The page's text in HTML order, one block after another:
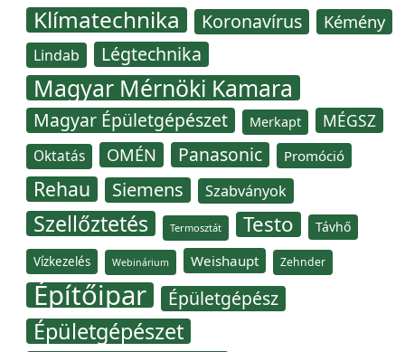
Klímatechnika Koronavírus Kémény
Lindab Légtechnika
Magyar Mérnöki Kamara
Magyar Épületgépészet Merkapt MÉGSZ
Oktatás OMÉN Panasonic Promóció
Rehau Siemens Szabványok
Szellőztetés Termosztát Testo Távhő
Vízkezelés Webinárium Weishaupt Zehnder
Építőipar Épületgépész
Épületgépészet